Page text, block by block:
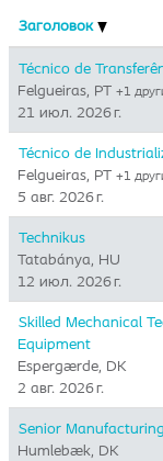
Заголовок
Técnico de
Felgueiras, PT +1
21 июл. 2026 г.
Técnico de
Felgueiras, PT +1
5 авг. 2026 г.
Technikus
Tatabánya, HU
12 июл. 2026 г.
Skilled Mechanical
Equipment
Espergærde, DK
2 авг. 2026 г.
Senior
Humlebæk, DK